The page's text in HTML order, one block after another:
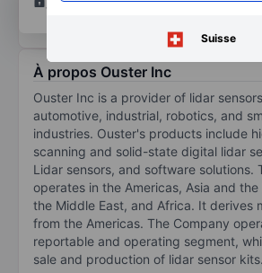
Suisse
techniques et d’analyse.
À propos Ouster Inc
Ouster Inc is a provider of lidar
automotive, industrial, robotics, and
industries. Ouster's products include
scanning and solid-state digital lidar
Lidar sensors, and software solutions.
operates in the Americas, Asia and
the Middle East, and Africa. It derives
from the Americas. The Company
reportable and operating segment,
sale and production of lidar sensor kits.